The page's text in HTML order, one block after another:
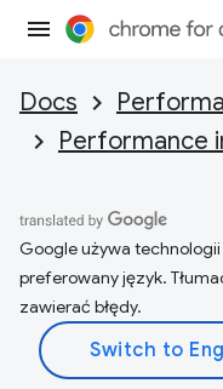
Docs
Performance
Google używa
preferowany język.
zawierać błędy.